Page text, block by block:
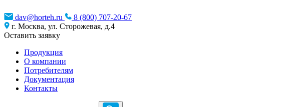
dav@horteh.ru
8 (800) 707-20-67
г. Москва, ул. Сторожевая, д.4
Оставить заявку
Продукция
О компании
Потребителям
Документация
Контакты